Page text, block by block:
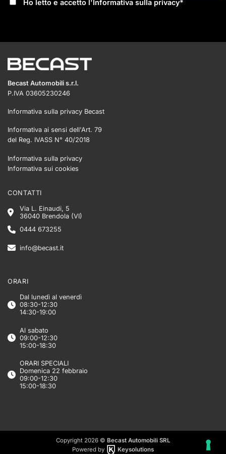
Ho letto e accetto l'Informativa sulla privacy*
Becast Automobili s.r.l.
P.IVA 03605230246
Informativa sulla privacy Becast
Informativa ai sensi dell'Art. 79
del Reg. IVASS N° 40/2018
Informativa sulla privacy
Informativa sui cookies
CONTATTI
Via L. Einaudi, 5
36040 Brendola (VI)
0444 673255
info@becast.it
ORARI
Dal lunedì al venerdì
08:30-12:30
14:30-19:00
Al sabato
09:00-12:30
15:00-18:30
ORARI SPECIALI
Domenica 22 febbraio
09:00-12:30
15:00-18:30
Copyright 2026 © Becast Automobili SRL
Powered by
Keysolutions